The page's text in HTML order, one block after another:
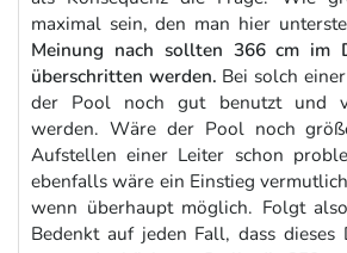
maximal sein, den man hier
Meinung nach sollten 366 cm im
überschritten werden. Bei solch
der Pool noch gut benutzt und
werden. Wäre der Pool noch
Aufstellen einer Leiter schon
ebenfalls wäre ein Einstieg
wenn überhaupt möglich. Folgt
Bedenkt auf jeden Fall, dass